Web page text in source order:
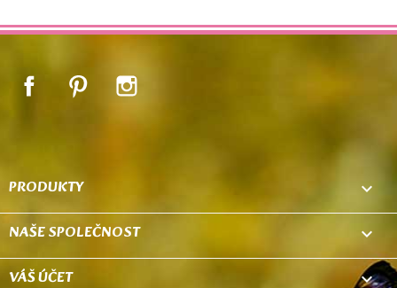
FacebookPinterest
PRODUKTY 
NAŠE SPOLEČNOST 
VÁŠ ÚČET 